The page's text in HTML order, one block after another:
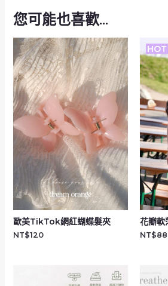
您可能也喜歡…
歐美TikTok網紅蝴蝶髮夾
NT$120
HOT
花瓣軟
NT$